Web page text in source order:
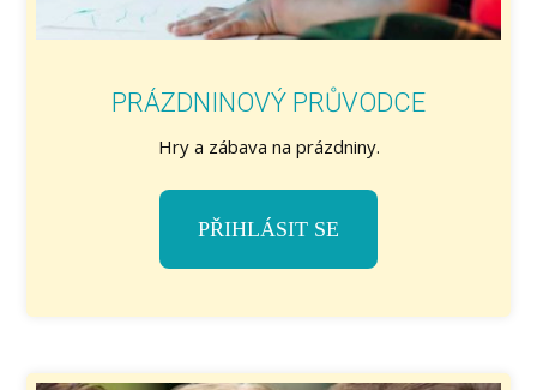
PRÁZDNINOVÝ PRŮVODCE
Hry a zábava na prázdniny.
PŘIHLÁSIT SE